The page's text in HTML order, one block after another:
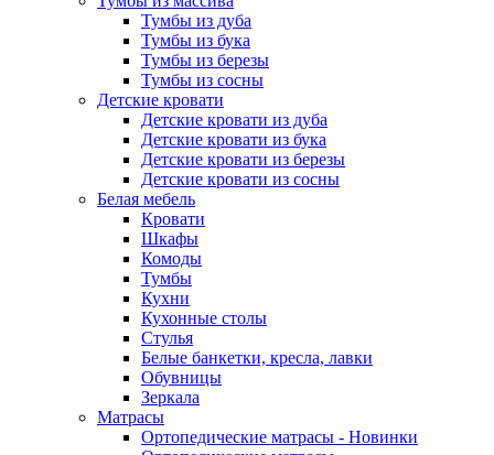
Тумбы из дуба
Тумбы из бука
Тумбы из березы
Тумбы из сосны
Детские кровати
Детские кровати из дуба
Детские кровати из бука
Детские кровати из березы
Детские кровати из сосны
Белая мебель
Кровати
Шкафы
Комоды
Тумбы
Кухни
Кухонные столы
Стулья
Белые банкетки, кресла, лавки
Обувницы
Зеркала
Матрасы
Ортопедические матрасы - Новинки